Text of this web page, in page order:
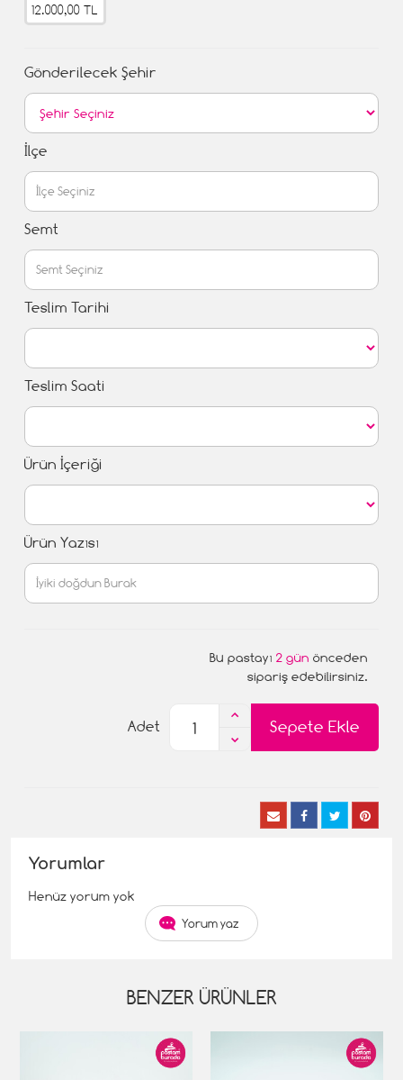
12.000,00 TL
Gönderilecek Şehir
İlçe
Semt
Teslim Tarihi
Teslim Saati
Ürün İçeriği
Ürün Yazısı
Bu pastayı 2 gün önceden
sipariş edebilirsiniz.
Sepete Ekle
Adet
Yorumlar
Henüz yorum yok
Yorum yaz
BENZER ÜRÜNLER